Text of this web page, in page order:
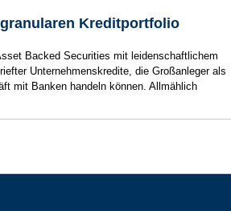
Kreditportfolio
Backed Securities mit leidenschaftlichem
Unternehmenskredite, die Großanleger als
mit Banken handeln können. Allmählich